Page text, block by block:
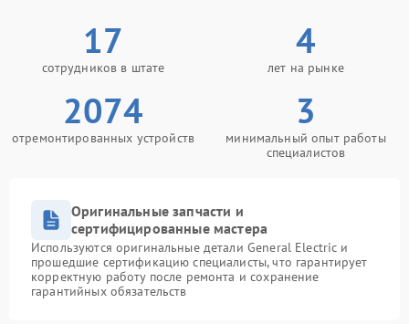
17
сотрудников в штате
4
лет на рынке
2074
отремонтированных устройств
3
минимальный опыт работы
специалистов
Оригинальные запчасти и
сертифицированные мастера
Используются оригинальные детали General Electric и
прошедшие сертификацию специалисты, что гарантирует
корректную работу после ремонта и сохранение
гарантийных обязательств